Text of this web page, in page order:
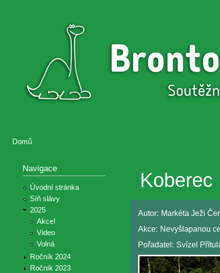
Brontosaurus
Brontosaurus
Domů
Navigace
Úvodní stránka
Síň slávy
2025
Akce!
Video
Volná
Ročník 2024
Ročník 2023
Koberec
Autor: Markéta Ježi
Akce: Nevyšlapanou
Pořadatel: Svízel